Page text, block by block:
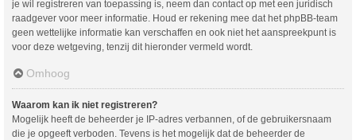
je wil registreren van toepassing is, neem dan contact op met een juridisch
raadgever voor meer informatie. Houd er rekening mee dat het phpBB-team
geen wettelijke informatie kan verschaffen en ook niet het aanspreekpunt is
voor deze wetgeving, tenzij dit hieronder vermeld wordt.
Omhoog
Waarom kan ik niet registreren?
Mogelijk heeft de beheerder je IP-adres verbannen, of de gebruikersnaam
die je opgeeft verboden. Tevens is het mogelijk dat de beheerder de